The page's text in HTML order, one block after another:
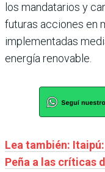
los mandatarios y
futuras acciones en
implementadas
energía renovable.
Lea también:
Peña a las críticas